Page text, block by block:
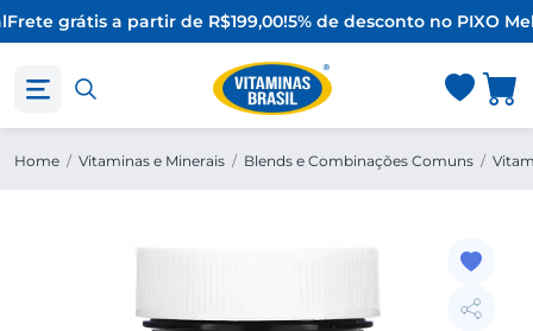
Frete grátis a partir de R$199,00!5% de desconto no PIXO
Home / Vitaminas e Minerais / Blends e Combinações Comuns /